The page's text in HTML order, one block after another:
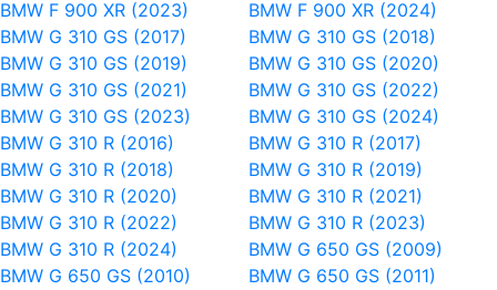
BMW F 900 XR (2023)
BMW F 900 XR (2024)
BMW G 310 GS (2017)
BMW G 310 GS (2018)
BMW G 310 GS (2019)
BMW G 310 GS (2020)
BMW G 310 GS (2021)
BMW G 310 GS (2022)
BMW G 310 GS (2023)
BMW G 310 GS (2024)
BMW G 310 R (2016)
BMW G 310 R (2017)
BMW G 310 R (2018)
BMW G 310 R (2019)
BMW G 310 R (2020)
BMW G 310 R (2021)
BMW G 310 R (2022)
BMW G 310 R (2023)
BMW G 310 R (2024)
BMW G 650 GS (2009)
BMW G 650 GS (2010)
BMW G 650 GS (2011)